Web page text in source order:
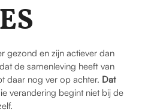
gezond en zijn actiever dan
de samenleving heeft van
daar nog ver op achter. Dat
verandering begint niet bij de